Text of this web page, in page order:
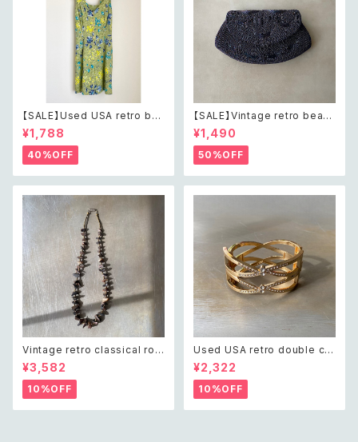
【SALE】Used USA retro bot
anical flower salopette sh
ort pants レトロ アメリカ ユー
ズド 古着 ライトグリーン ボタニ
カル フラワー サロペット ショー
トパンツ
¥1,788
40%OFF
【SALE】Vintage retro bead
s embroidery navy blue po
uch レトロ ヴィンテージ ホワイ
ト ビーズ刺繍 ネイビー 紺色 ポ
ーチ
¥1,490
50%OFF
Vintage retro classical rou
gh cut shell beads necklac
e レトロ ヴィンテージ アクセサ
リー クラシカル ラフカット シェ
ル ビーズ ネックレス
¥3,582
10%OFF
Used USA retro double cro
ss crystal bijou bangle レト
ロ アメリカ ユーズド アクセサリ
ー ゴールド ダブル クロス ビジ
ュー バングル
¥2,322
10%OFF